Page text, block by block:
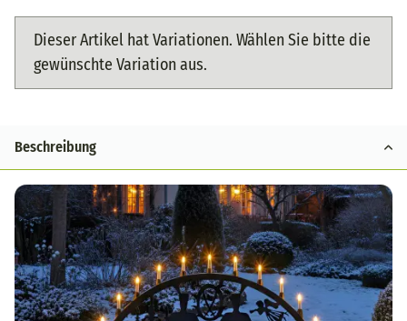
x
Dieser Artikel hat Variationen. Wählen Sie bitte die
gewünschte Variation aus.
Beschreibung